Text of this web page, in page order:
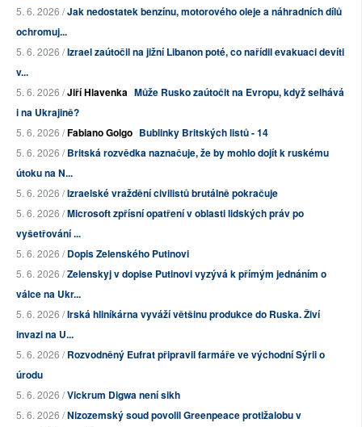
5. 6. 2026 /Jak nedostatek benzínu, motorového oleje a náhradních dílů
ochromuj...
5. 6. 2026 /Izrael zaútočil na jižní Libanon poté, co nařídil evakuaci devíti
v...
5. 6. 2026 /Jiří Hlavenka Může Rusko zaútočit na Evropu, když selhává
i na Ukrajině?
5. 6. 2026 /Fabiano Golgo Bublinky Britských listů - 14
5. 6. 2026 /Britská rozvědka naznačuje, že by mohlo dojít k ruskému
útoku na N...
5. 6. 2026 /Izraelské vraždění civilistů brutálně pokračuje
5. 6. 2026 /Microsoft zpřísní opatření v oblasti lidských práv po
vyšetřování ...
5. 6. 2026 /Dopis Zelenského Putinovi
5. 6. 2026 /Zelenskyj v dopise Putinovi vyzývá k přímým jednáním o
válce na Ukr...
5. 6. 2026 /Irská hliníkárna vyváží většinu produkce do Ruska. Živí
invazi na U...
5. 6. 2026 /Rozvodněný Eufrat připravil farmáře ve východní Sýrii o
úrodu
5. 6. 2026 /Vickrum Digwa není sikh
5. 6. 2026 /Nizozemský soud povolil Greenpeace protižalobu v